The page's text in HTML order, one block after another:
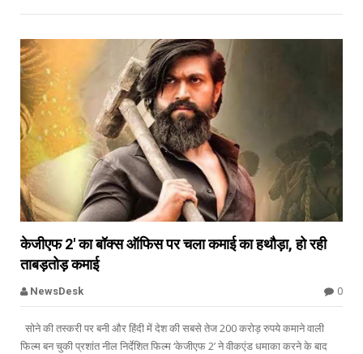
केजीएफ 2' का बॉक्स ऑफिस पर चला कमाई का हथौड़ा, हो रही
ताबड़तोड़ कमाई
NewsDesk 0
सोने की तस्करी पर बनी और हिंदी में देश की सबसे तेज 200 करोड़ रुपये कमाने वाली
फिल्म बन चुकी प्रशांत नील निर्देशित फिल्म ‘केजीएफ 2’ ने वीकएंड धमाका करने के बाद
Offbeat